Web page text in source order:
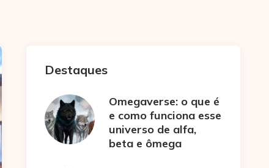
Destaques
Omegaverse: o que é
e como funciona esse
universo de alfa,
beta e ômega